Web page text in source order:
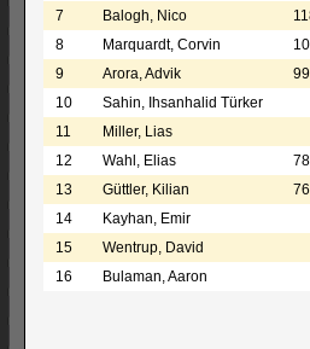
7
Balogh, Nico
8
Marquardt, Corvin
9
Arora, Advik
10
Sahin, Ihsanhalid Türker
11
Miller, Lias
12
Wahl, Elias
13
Güttler, Kilian
14
Kayhan, Emir
15
Wentrup, David
16
Bulaman, Aaron